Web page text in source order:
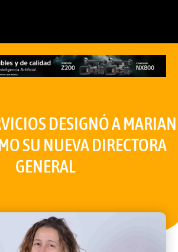
DESIGNÓ A MARIAN
SU NUEVA DIRECTORA
GENERAL